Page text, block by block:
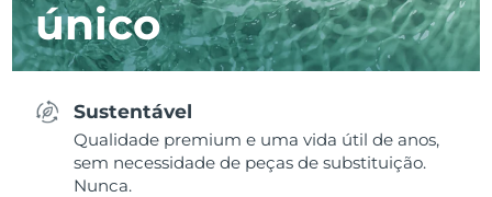
único
Sustentável
Qualidade premium e uma vida útil de anos,
sem necessidade de peças de substituição.
Nunca.